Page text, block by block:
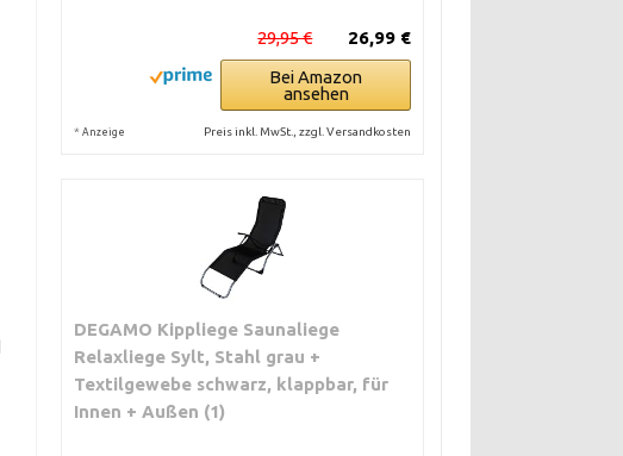
26,99 €
29,95 €
Bei Amazon
ansehen
* Anzeige Preis inkl. MwSt., zzgl. Versandkosten
DEGAMO Kippliege Saunaliege
Relaxliege Sylt, Stahl grau +
Textilgewebe schwarz, klappbar, für
Innen + Außen (1)